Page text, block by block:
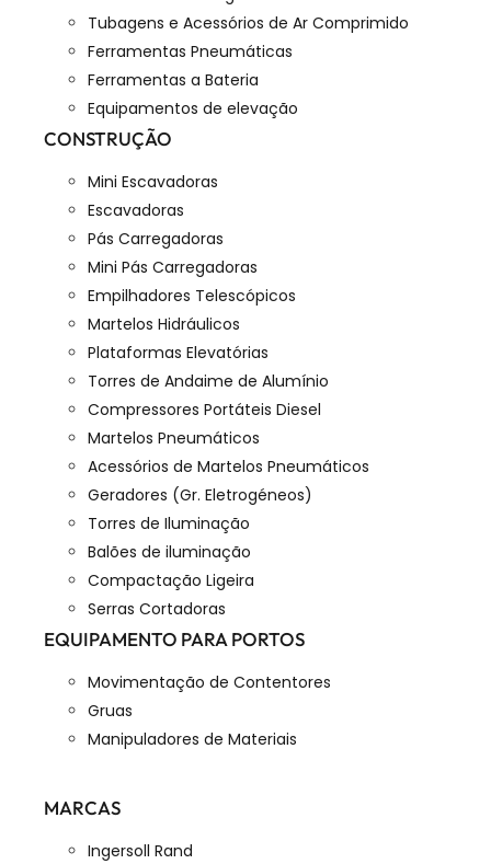
Tubagens e Acessórios de Ar Comprimido
Ferramentas Pneumáticas
Ferramentas a Bateria
Equipamentos de elevação
CONSTRUÇÃO
Mini Escavadoras
Escavadoras
Pás Carregadoras
Mini Pás Carregadoras
Empilhadores Telescópicos
Martelos Hidráulicos
Plataformas Elevatórias
Torres de Andaime de Alumínio
Compressores Portáteis Diesel
Martelos Pneumáticos
Acessórios de Martelos Pneumáticos
Geradores (Gr. Eletrogéneos)
Torres de Iluminação
Balões de iluminação
Compactação Ligeira
Serras Cortadoras
EQUIPAMENTO PARA PORTOS
Movimentação de Contentores
Gruas
Manipuladores de Materiais
MARCAS
Ingersoll Rand